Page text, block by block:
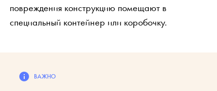
повреждения конструкцию помещают в
специальный контейнер или коробочку.